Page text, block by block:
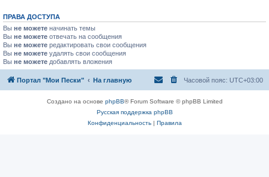
ПРАВА ДОСТУПА
Вы не можете начинать темы
Вы не можете отвечать на сообщения
Вы не можете редактировать свои сообщения
Вы не можете удалять свои сообщения
Вы не можете добавлять вложения
Портал "Мои Пески" На главную Часовой пояс: UTC+03:00
Создано на основе phpBB® Forum Software © phpBB Limited
Русская поддержка phpBB
Конфиденциальность| Правила